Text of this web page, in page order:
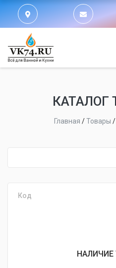
КАТАЛОГ
Главная /Товары /
Код
НАЛИЧИЕ